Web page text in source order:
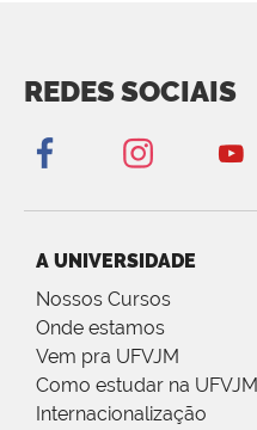
REDES SOCIAIS
A UNIVERSIDADE
Nossos Cursos
Onde estamos
Vem pra UFVJM
Como estudar na UFVJM
Internacionalização